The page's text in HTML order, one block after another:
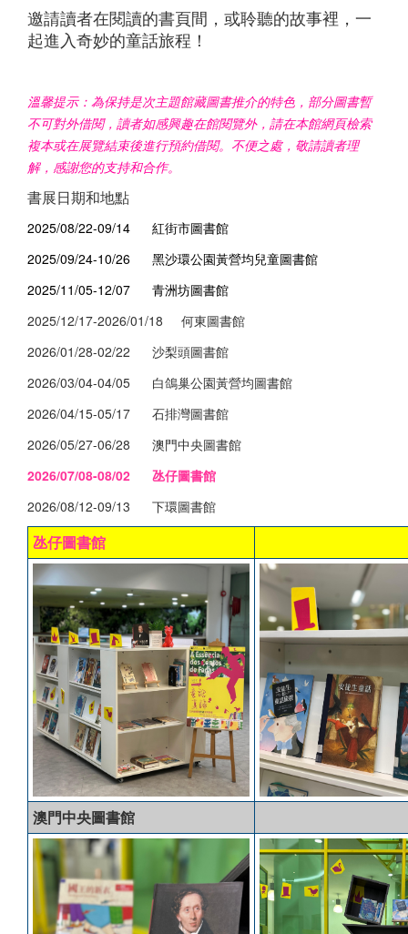
邀請讀者在閱讀的書頁間，或聆聽的故事裡，一
起進入奇妙的童話旅程！
溫馨提示：為保持是次主題館藏圖書推介的特色，部分圖書暫
不可對外借閱，讀者如感興趣在館閱覽外，請在本館網頁檢索
複本或在展覽結束後進行預約借閱。不便之處，敬請讀者理
解，感謝您的支持和合作。
書展日期和地點
2025/08/22-09/14 紅街市圖書館
2025/09/24-10/26 黑沙環公園黃營均兒童圖書館
2025/11/05-12/07 青洲坊圖書館
2025/12/17-2026/01/18 何東圖書館
2026/01/28-02/22 沙梨頭圖書館
2026/03/04-04/05 白鴿巢公園黃營均圖書館
2026/04/15-05/17 石排灣圖書館
2026/05/27-06/28 澳門中央圖書館
2026/07/08-08/02 氹仔圖書館
2026/08/12-09/13 下環圖書館
氹仔圖書館
澳門中央圖書館